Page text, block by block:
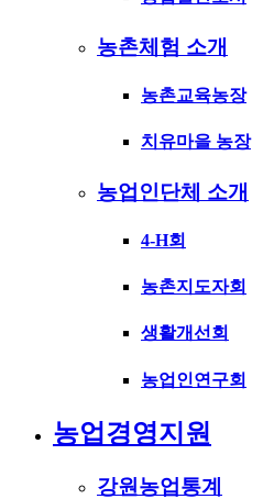
농촌체험 소개
농촌교육농장
치유마을 농장
농업인단체 소개
4-H회
농촌지도자회
생활개선회
농업인연구회
농업경영지원
강원농업통계